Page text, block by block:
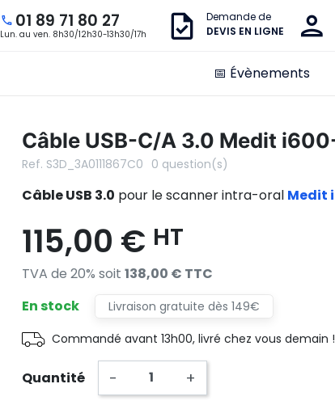
01 89 71 80 27
Lun. au ven. 8h30/12h30-13h30/17h
Demande de
DEVIS EN LIGNE
📅 Évènements
Câble USB-C/A 3.0 Medit
Ref. S3D_3A0111867C0 0 question(s)
Câble USB 3.0 pour le scanner intra-oral Medit
115,00 € HT
TVA de 20% soit 138,00 € TTC
En stock
Livraison gratuite dès 149€
Commandé avant 13h00, livré chez vous demain !
Quantité - +